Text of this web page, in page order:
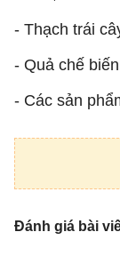
- Thạch trái
- Quả chế
- Các sản
Đánh giá bài